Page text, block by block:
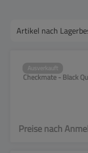
Checkmate - Black
Preise nach